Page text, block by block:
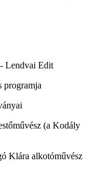
Lendvai Edit
programja
(a Kodály
Klára alkotóművész